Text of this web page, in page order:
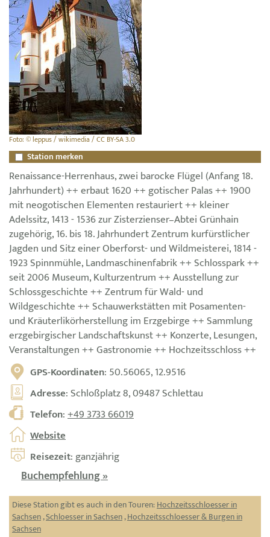
Foto: © leppus / wikimedia / CC BY-SA 3.0
Station merken
Renaissance-Herrenhaus, zwei barocke Flügel (Anfang 18.
Jahrhundert) ++ erbaut 1620 ++ gotischer Palas ++ 1900
mit neogotischen Elementen restauriert ++ kleiner
Adelssitz, 1413 - 1536 zur Zisterzienser–Abtei Grünhain
zugehörig, 16. bis 18. Jahrhundert Zentrum kurfürstlicher
Jagden und Sitz einer Oberforst- und Wildmeisterei, 1814 -
1923 Spinnmühle, Landmaschinenfabrik ++ Schlosspark ++
seit 2006 Museum, Kulturzentrum ++ Ausstellung zur
Schlossgeschichte ++ Zentrum für Wald- und
Wildgeschichte ++ Schauwerkstätten mit Posamenten-
und Kräuterlikörherstellung im Erzgebirge ++ Sammlung
erzgebirgischer Landschaftskunst ++ Konzerte, Lesungen,
Veranstaltungen ++ Gastronomie ++ Hochzeitsschloss ++
GPS-Koordinaten: 50.56065, 12.9516
Adresse: Schloßplatz 8, 09487 Schlettau
Telefon:+49 3733 66019
Website
Reisezeit: ganzjährig
Buchempfehlung »
Diese Station gibt es auch in den Touren:Hochzeitsschloesser in
Sachsen,Schloesser in Sachsen,Hochzeitsschloesser & Burgen in
Sachsen